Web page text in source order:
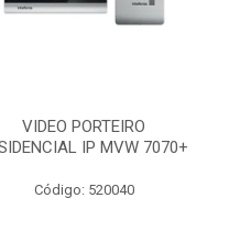
VIDEO PORTEIRO
IP MVW 7070+
Código: 520040